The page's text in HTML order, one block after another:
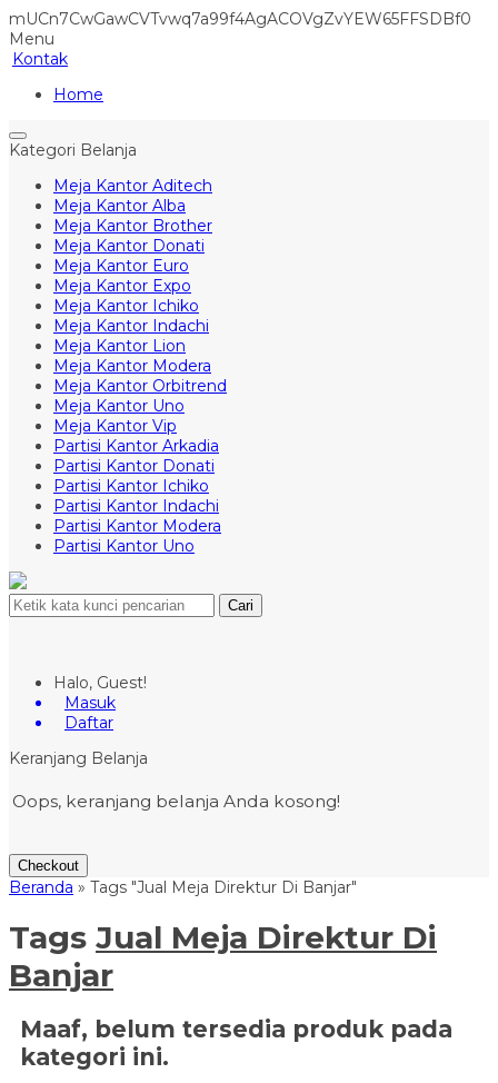
mUCn7CwGawCVTvwq7a99f4AgACOVgZvYEW65FFSDBf0
Menu
Kontak
Home
Kategori Belanja
Meja Kantor Aditech
Meja Kantor Alba
Meja Kantor Brother
Meja Kantor Donati
Meja Kantor Euro
Meja Kantor Expo
Meja Kantor Ichiko
Meja Kantor Indachi
Meja Kantor Lion
Meja Kantor Modera
Meja Kantor Orbitrend
Meja Kantor Uno
Meja Kantor Vip
Partisi Kantor Arkadia
Partisi Kantor Donati
Partisi Kantor Ichiko
Partisi Kantor Indachi
Partisi Kantor Modera
Partisi Kantor Uno
Cari
Halo, Guest!
Masuk
Daftar
Keranjang Belanja
Oops, keranjang belanja Anda kosong!
Checkout
Beranda » Tags "Jual Meja Direktur Di Banjar"
Tags Jual Meja Direktur Di
Banjar
Maaf, belum tersedia produk pada
kategori ini.